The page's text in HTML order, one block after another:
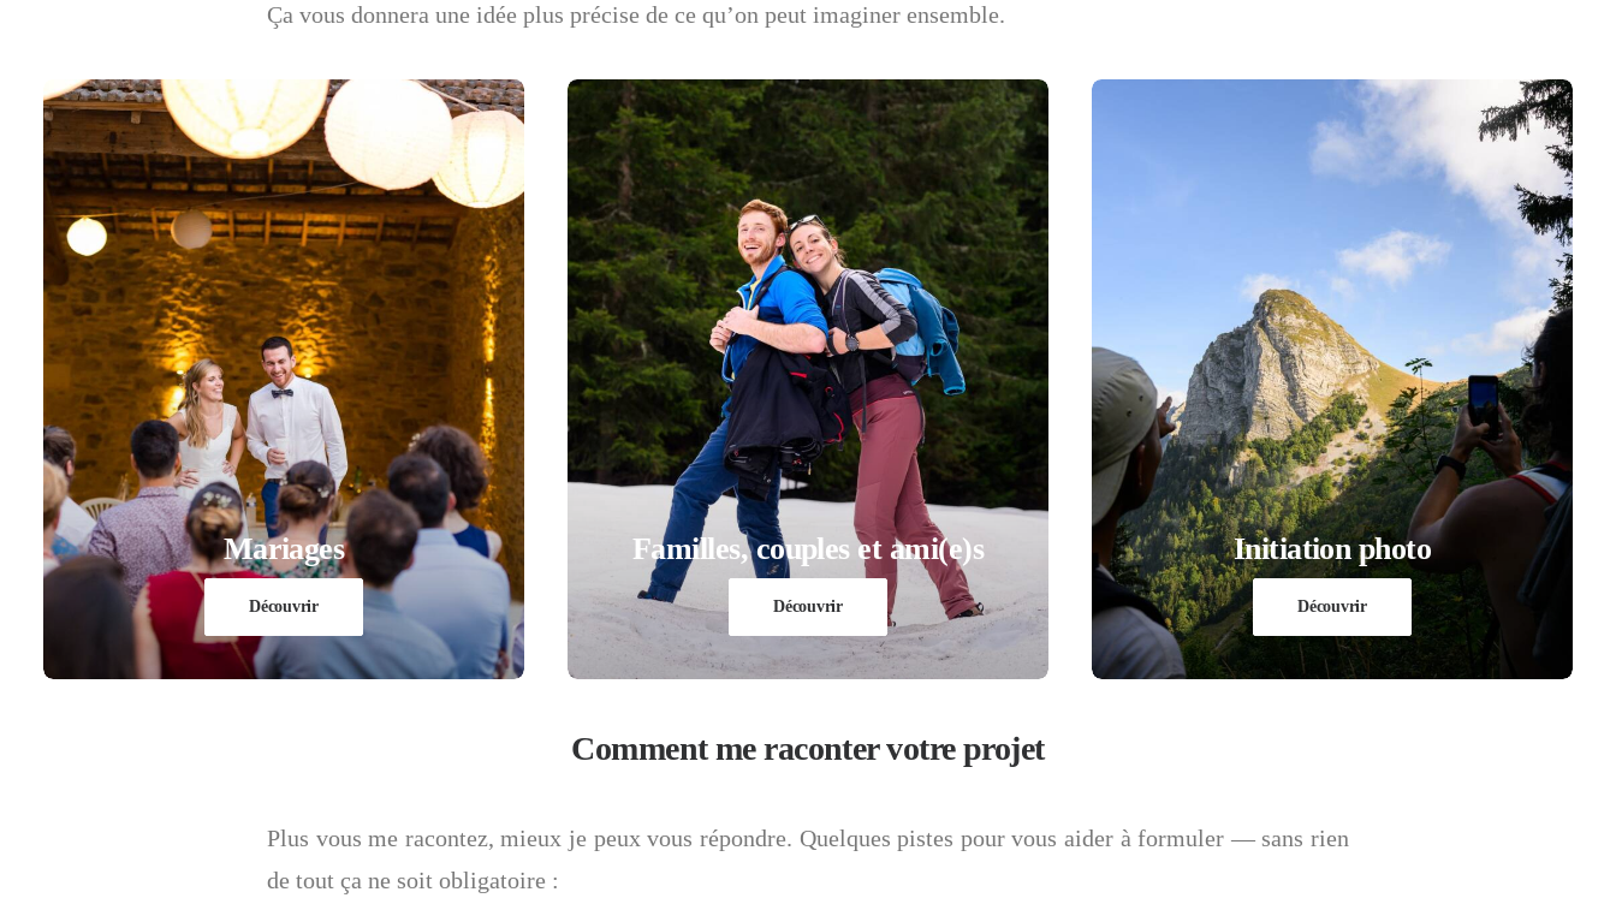
Ça vous donnera une idée plus précise de ce qu’on peut imaginer ensemble.
Mariages
Découvrir
Familles, couples et ami(e)s
Découvrir
Initiation photo
Découvrir
Comment me raconter votre projet
Plus vous me racontez, mieux je peux vous répondre. Quelques pistes pour vous aider à formuler — sans rien
de tout ça ne soit obligatoire :